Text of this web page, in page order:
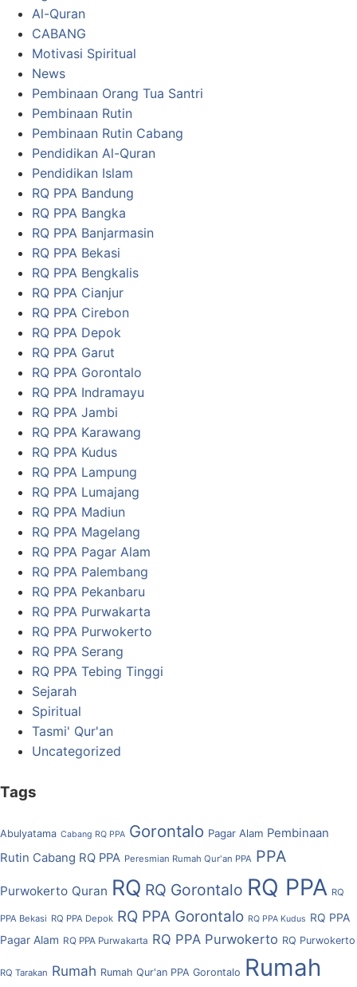
Al-Quran
CABANG
Motivasi Spiritual
News
Pembinaan Orang Tua Santri
Pembinaan Rutin
Pembinaan Rutin Cabang
Pendidikan Al-Quran
Pendidikan Islam
RQ PPA Bandung
RQ PPA Bangka
RQ PPA Banjarmasin
RQ PPA Bekasi
RQ PPA Bengkalis
RQ PPA Cianjur
RQ PPA Cirebon
RQ PPA Depok
RQ PPA Garut
RQ PPA Gorontalo
RQ PPA Indramayu
RQ PPA Jambi
RQ PPA Karawang
RQ PPA Kudus
RQ PPA Lampung
RQ PPA Lumajang
RQ PPA Madiun
RQ PPA Magelang
RQ PPA Pagar Alam
RQ PPA Palembang
RQ PPA Pekanbaru
RQ PPA Purwakarta
RQ PPA Purwokerto
RQ PPA Serang
RQ PPA Tebing Tinggi
Sejarah
Spiritual
Tasmi' Qur'an
Uncategorized
Tags
Abulyatama Cabang RQ PPA Gorontalo Pagar Alam Pembinaan
Rutin Cabang RQ PPA Peresmian Rumah Qur'an PPA PPA
Purwokerto Quran RQ RQ Gorontalo RQ PPA RQ
PPA Bekasi RQ PPA Depok RQ PPA Gorontalo RQ PPA Kudus RQ PPA
Pagar Alam RQ PPA Purwakarta RQ PPA Purwokerto RQ Purwokerto
RQ Tarakan Rumah Rumah Qur'an PPA Gorontalo Rumah